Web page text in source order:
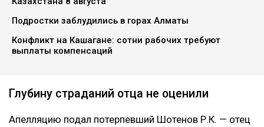
Подростки заблудились в горах Алматы
Конфликт на Кашагане: сотни рабочих требуют
выплаты компенсаций
Глубину страданий отца не оценили
Апелляцию подал потерпевший Шотенов Р.К. — отец